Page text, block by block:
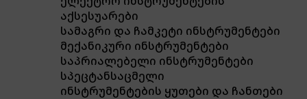
აქსესუარები
სამაგრი და ჩამკეტი ინსტრუმენტები
მექანიკური ინსტრუმენტები
საპრიალებელი ინსტრუმენტები
სპეცტანსაცმელი
ინსტრუმენტების ყუთები და ჩანთები